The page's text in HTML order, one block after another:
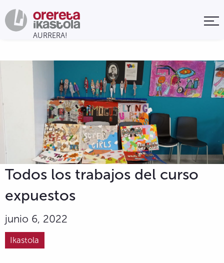
Todos los trabajos del curso
expuestos
junio 6, 2022
Ikastola